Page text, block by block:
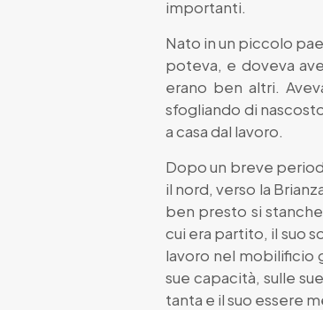
importanti.
Nato in un piccolo
poteva, e doveva
erano ben altri.
sfogliando di
a casa dal lavoro.
Dopo un breve
il nord, verso la
ben presto si
cui era partito, il suo
lavoro nel mobilificio
sue capacità, sulle
tanta e il suo essere